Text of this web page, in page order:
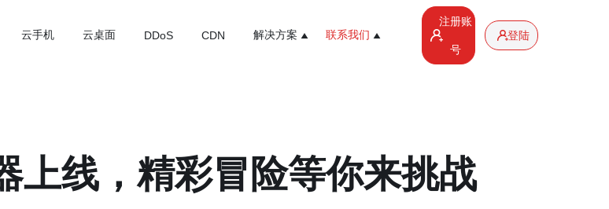
云手机 云桌面 DDoS CDN 解决方案 联系我们
注册账
号
登陆
上线，精彩冒险等你来挑战